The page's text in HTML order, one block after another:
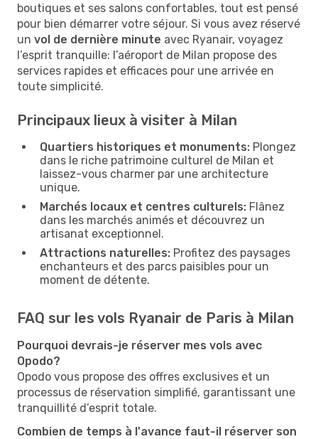
boutiques et ses salons confortables, tout est pensé
pour bien démarrer votre séjour. Si vous avez réservé
un vol de dernière minute avec Ryanair, voyagez
l’esprit tranquille: l’aéroport de Milan propose des
services rapides et efficaces pour une arrivée en
toute simplicité.
Principaux lieux à visiter à Milan
Quartiers historiques et monuments: Plongez
dans le riche patrimoine culturel de Milan et
laissez-vous charmer par une architecture
unique.
Marchés locaux et centres culturels: Flânez
dans les marchés animés et découvrez un
artisanat exceptionnel.
Attractions naturelles: Profitez des paysages
enchanteurs et des parcs paisibles pour un
moment de détente.
FAQ sur les vols Ryanair de Paris à Milan
Pourquoi devrais-je réserver mes vols avec
Opodo?
Opodo vous propose des offres exclusives et un
processus de réservation simplifié, garantissant une
tranquillité d’esprit totale.
Combien de temps à l'avance faut-il réserver son